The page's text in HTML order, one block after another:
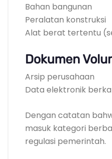
Bahan bangunan
Peralatan konstruksi
Alat berat tertentu
Dokumen
Arsip perusahaan
Data elektronik
Dengan catatan
masuk kategori
regulasi pemerintah.